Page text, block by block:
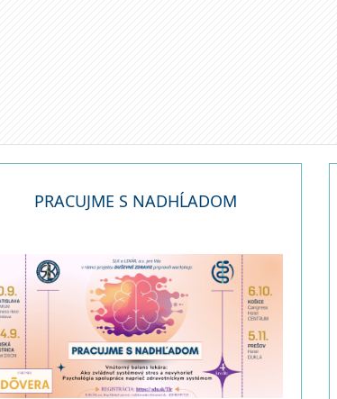
PRACUJME S NADHĹADOM